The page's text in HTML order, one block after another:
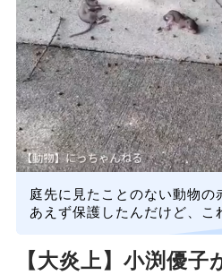
庭先に見たことのない動物の
あえず保護したんだけど、こ
【大炎上】小渕優